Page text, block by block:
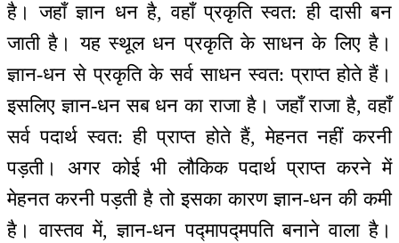
है। जहाँ ज्ञान धन है, वहाँ प्रकृति स्वत: ही दासी बन
जाती है। यह स्थूल धन प्रकृति के साधन के लिए है।
ज्ञान-धन से प्रकृति के सर्व साधन स्वत: प्राप्त होते हैं।
इसलिए ज्ञान-धन सब धन का राजा है। जहाँ राजा है, वहाँ
सर्व पदार्थ स्वत: ही प्राप्त होते हैं, मेहनत नहीं करनी
पड़ती। अगर कोई भी लौकिक पदार्थ प्राप्त करने में
मेहनत करनी पड़ती है तो इसका कारण ज्ञान-धन की कमी
है। वास्तव में, ज्ञान-धन पद्मापद्मपति बनाने वाला है।